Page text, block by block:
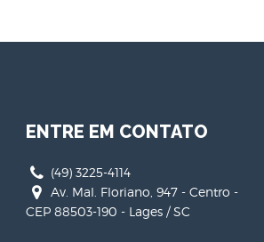
ENTRE EM CONTATO
(49) 3225-4114
Av. Mal. Floriano, 947 - Centro -
CEP 88503-190 - Lages / SC